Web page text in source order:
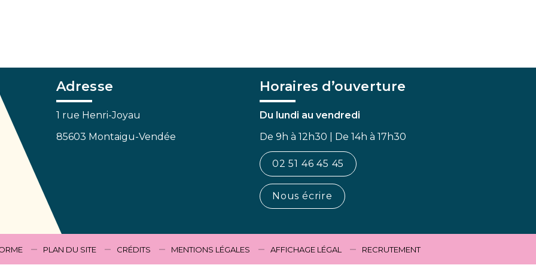
Adresse
1 rue Henri-Joyau
85603 Montaigu-Vendée
Horaires d’ouverture
Du lundi au vendredi
De 9h à 12h30 | De 14h à 17h30
02 51 46 45 45
Nous écrire
PLAN DU SITE CRÉDITS MENTIONS LÉGALES AFFICHAGE LÉGAL RECRUTEMENT